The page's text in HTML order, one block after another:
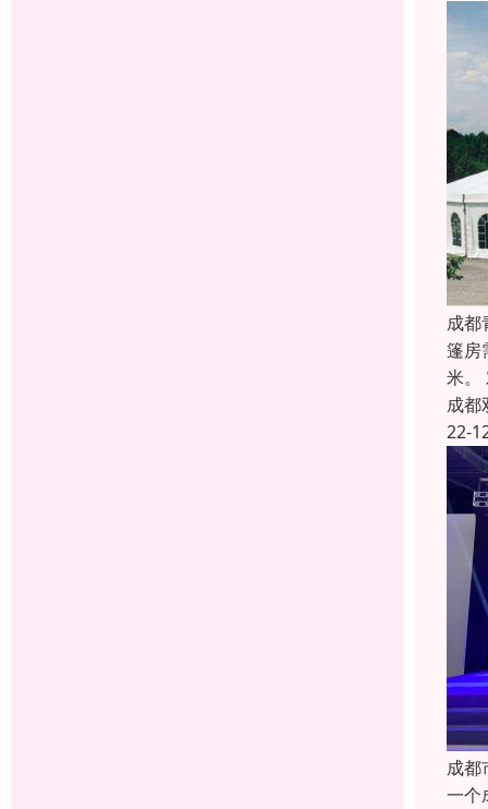
成都
篷房
米。
成都
22-
成都
一个